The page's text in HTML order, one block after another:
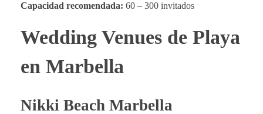
Capacidad recomendada: 60 – 300 invitados
Wedding Venues de Playa
en Marbella
Nikki Beach Marbella